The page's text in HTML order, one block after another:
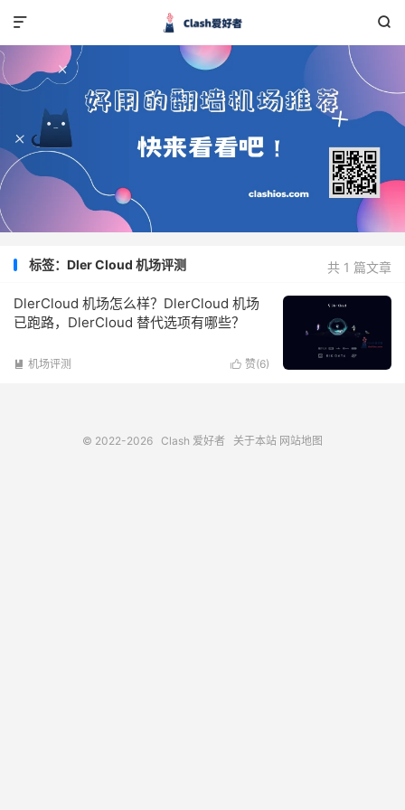


共 1 篇文章
标签：Dler Cloud 机场评测
DlerCloud 机场怎么样？DlerCloud 机场
已跑路，DlerCloud 替代选项有哪些？
 赞(6)
 机场评测
© 2022-2026 Clash 爱好者 关于本站 网站地图